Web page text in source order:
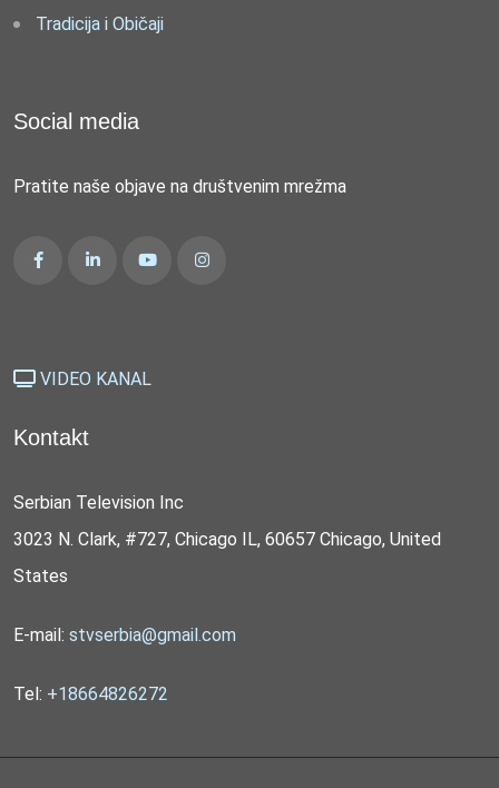
Tradicija i Običaji
Social media
Pratite naše objave na društvenim mrežma
VIDEO KANAL
Kontakt
Serbian Television Inc
3023 N. Clark, #727, Chicago IL, 60657 Chicago, United
States
E-mail: stvserbia@gmail.com
Tel: +18664826272